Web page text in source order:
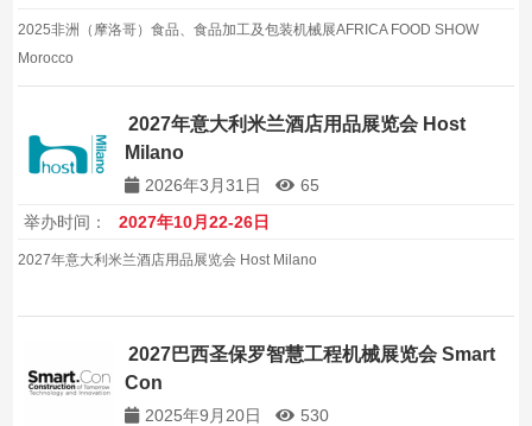
2025非洲（摩洛哥）食品、食品加工及包装机械展AFRICA FOOD SHOW
Morocco
2027年意大利米兰酒店用品展览会 Host
Milano
2026年3月31日
65
举办时间：
2027年10月22-26日
2027年意大利米兰酒店用品展览会 Host Milano
2027巴西圣保罗智慧工程机械展览会 Smart
Con
2025年9月20日
530